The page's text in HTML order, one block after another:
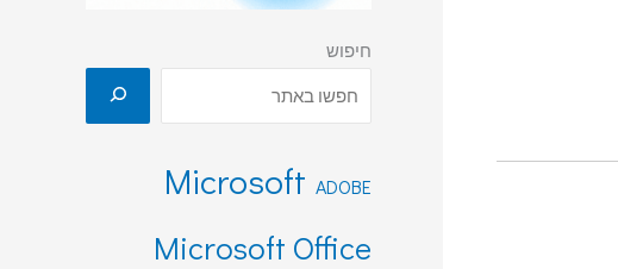
חיפוש
ADOBE
Microsoft
Microsoft Office